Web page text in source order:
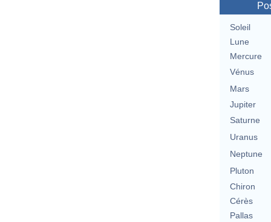
Soleil
Lune
Mercure
Vénus
Mars
Jupiter
Saturne
Uranus
Neptune
Pluton
Chiron
Cérès
Pallas